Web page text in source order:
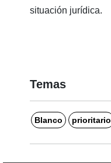
situación jurídica.
Temas
Blanco prioritario